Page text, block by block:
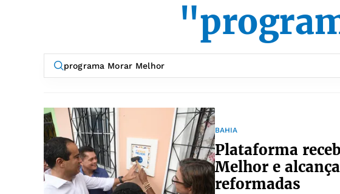
BAHIA
Plataforma
Melhor e
reformadas